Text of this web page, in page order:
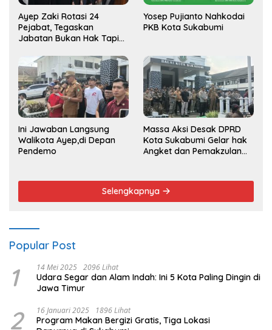
Ayep Zaki Rotasi 24
Pejabat, Tegaskan
Jabatan Bukan Hak Tapi
Yosep Pujianto Nahkodai
PKB Kota Sukabumi
Ini Jawaban Langsung
Walikota Ayep,di Depan
Pendemo
Massa Aksi Desak DPRD
Kota Sukabumi Gelar hak
Angket dan Pemakzulan
Selengkapnya
Popular Post
1 14 Mei 2025 2096 Lihat
Udara Segar dan Alam Indah: Ini 5 Kota Paling Dingin di
Jawa Timur
2 16 Januari 2025 1896 Lihat
Program Makan Bergizi Gratis, Tiga Lokasi